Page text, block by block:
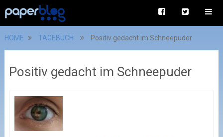
HOME TAGEBUCH Positiv gedacht im Schneepuder
Positiv gedacht im Schneepuder